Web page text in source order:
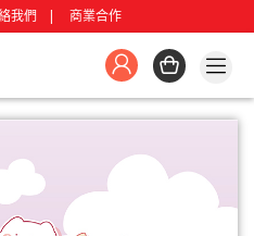
我們 商業合作